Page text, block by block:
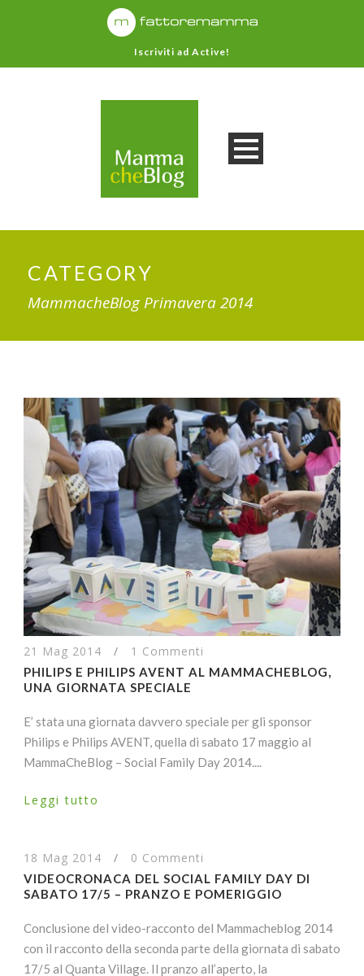
Iscriviti ad Active!
CATEGORY
MammacheBlog Primavera 2014
21 Mag 2014 / 1 Commenti
PHILIPS E PHILIPS AVENT AL MAMMACHEBLOG,
UNA GIORNATA SPECIALE
E’ stata una giornata davvero speciale per gli sponsor
Philips e Philips AVENT, quella di sabato 17 maggio al
MammaCheBlog – Social Family Day 2014....
Leggi tutto
18 Mag 2014 / 0 Commenti
VIDEOCRONACA DEL SOCIAL FAMILY DAY DI
SABATO 17/5 – PRANZO E POMERIGGIO
Conclusione del video-racconto del Mammacheblog 2014
con il racconto della seconda parte della giornata di sabato
17/5 al Quanta Village. Il pranzo all’aperto, la